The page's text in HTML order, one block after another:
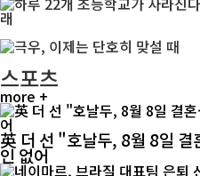
스포츠
more +
英 더 선 "호날두, 8월 8일
인 없어